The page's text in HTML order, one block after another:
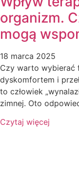
organizm.
mogą
18 marca 2025
Czy warto wybierać
dyskomfortem i
to człowiek
zimnej. Oto
Czytaj więcej